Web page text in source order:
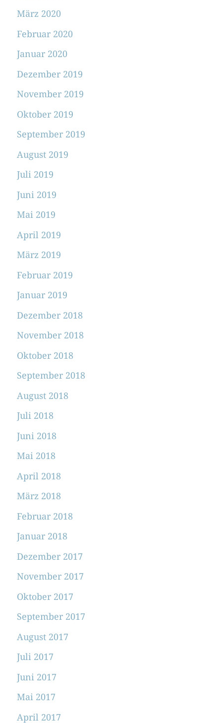
März 2020
Februar 2020
Januar 2020
Dezember 2019
November 2019
Oktober 2019
September 2019
August 2019
Juli 2019
Juni 2019
Mai 2019
April 2019
März 2019
Februar 2019
Januar 2019
Dezember 2018
November 2018
Oktober 2018
September 2018
August 2018
Juli 2018
Juni 2018
Mai 2018
April 2018
März 2018
Februar 2018
Januar 2018
Dezember 2017
November 2017
Oktober 2017
September 2017
August 2017
Juli 2017
Juni 2017
Mai 2017
April 2017